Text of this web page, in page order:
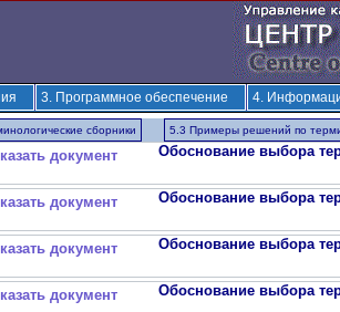
3. Программное обеспечение 4.
сборники 5.3 Примеры решений по
документ Обоснование выбора
документ Обоснование выбора
документ Обоснование выбора
документ Обоснование выбора